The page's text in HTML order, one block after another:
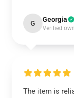
G Georgia
Verified
The item is